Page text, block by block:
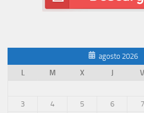
agosto 2026
L
M X J V
3
4 5 6 7